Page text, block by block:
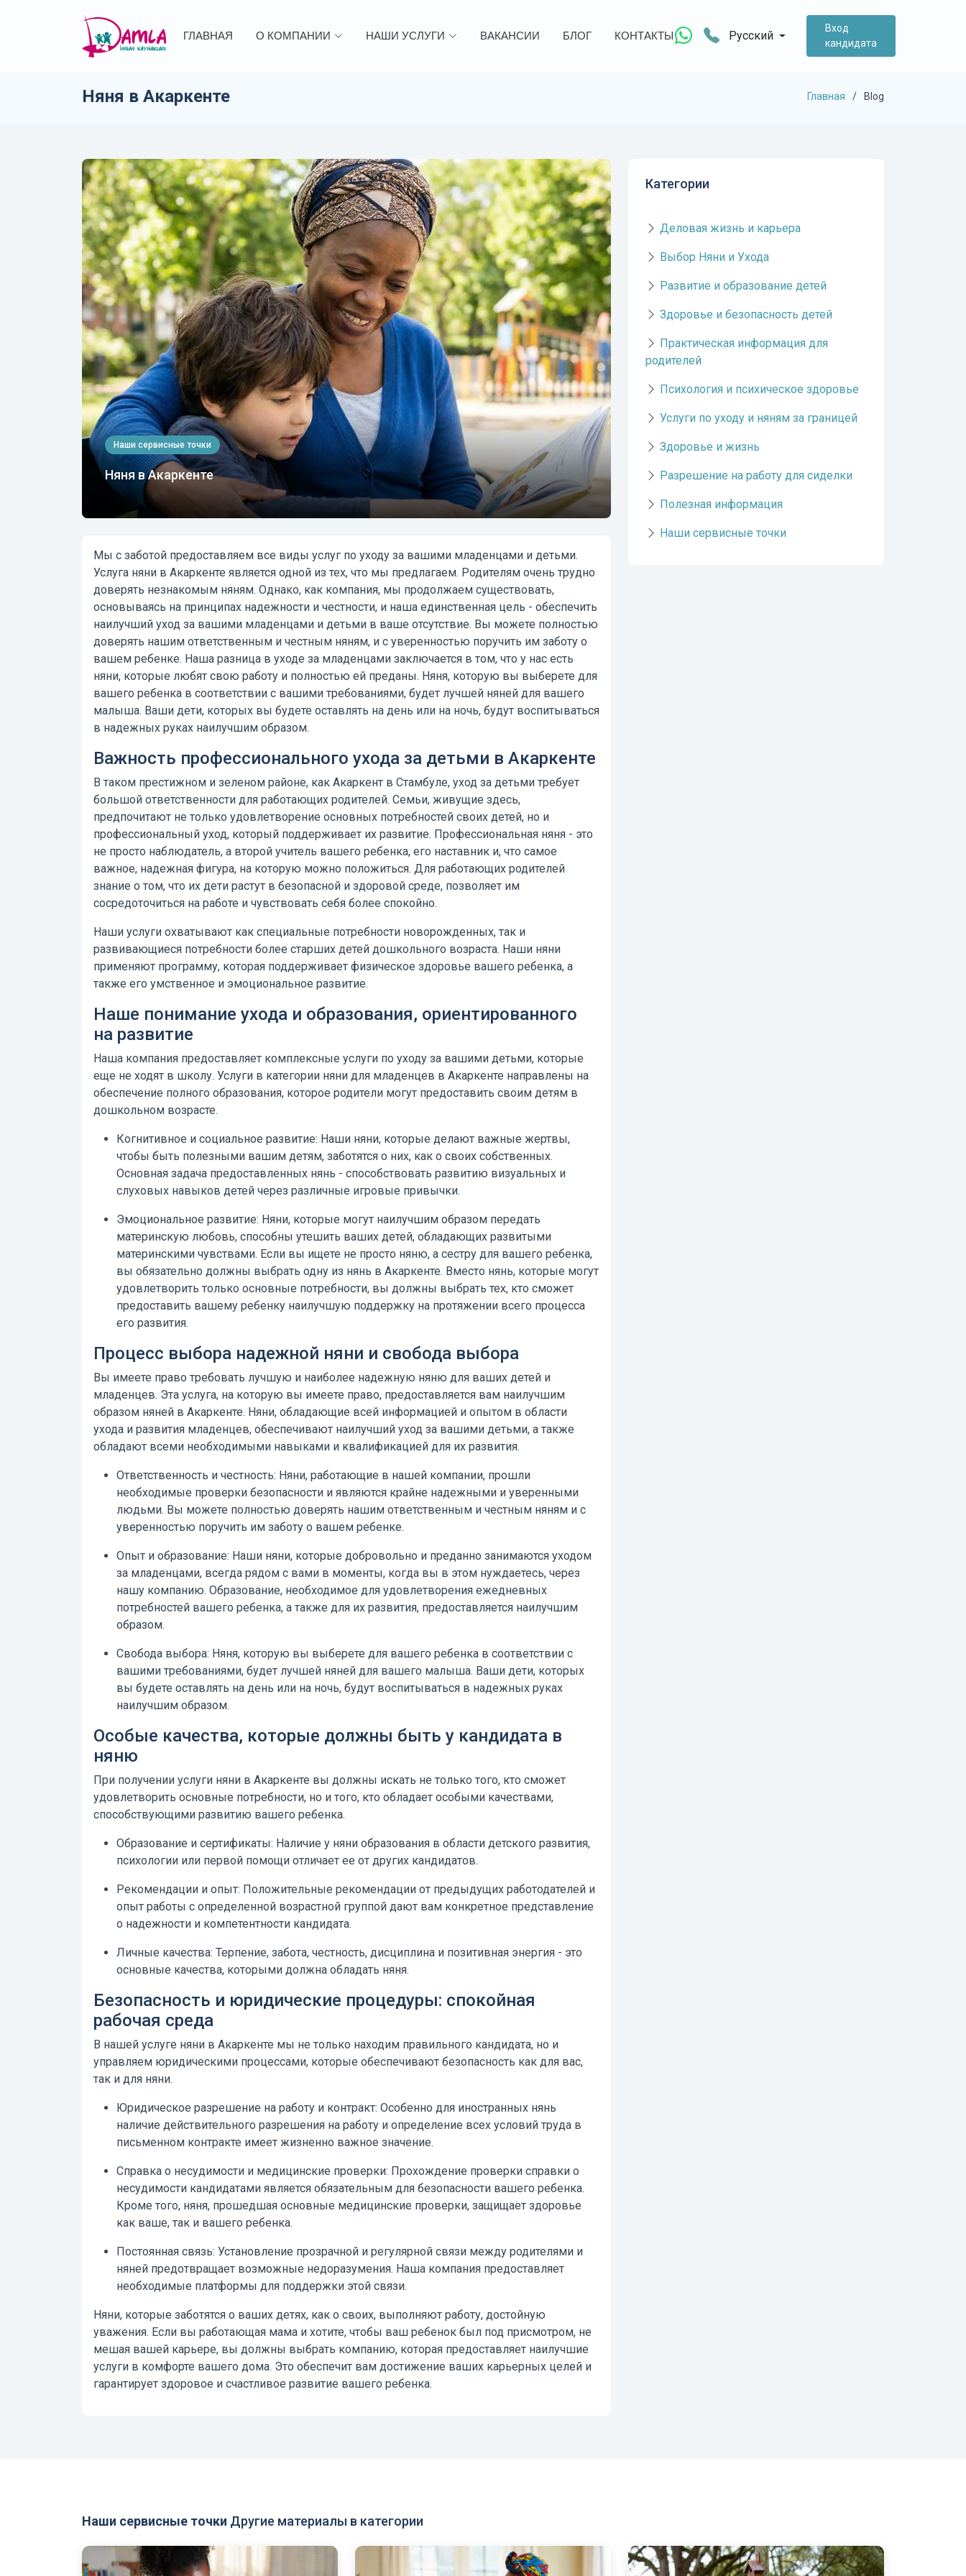
ГЛАВНАЯ О КОМПАНИИ НАШИ УСЛУГИ ВАКАНСИИ БЛОГ КОНТАКТЫ Русский
Вход
кандидата
Няня в Акаркенте Главная Blog
Наши сервисные точки
Няня в Акаркенте
Мы с заботой предоставляем все виды услуг по уходу за вашими младенцами и детьми.
Услуга няни в Акаркенте является одной из тех, что мы предлагаем. Родителям очень трудно
доверять незнакомым няням. Однако, как компания, мы продолжаем существовать,
основываясь на принципах надежности и честности, и наша единственная цель - обеспечить
наилучший уход за вашими младенцами и детьми в ваше отсутствие. Вы можете полностью
доверять нашим ответственным и честным няням, и с уверенностью поручить им заботу о
вашем ребенке. Наша разница в уходе за младенцами заключается в том, что у нас есть
няни, которые любят свою работу и полностью ей преданы. Няня, которую вы выберете для
вашего ребенка в соответствии с вашими требованиями, будет лучшей няней для вашего
малыша. Ваши дети, которых вы будете оставлять на день или на ночь, будут воспитываться
в надежных руках наилучшим образом.
Важность профессионального ухода за детьми в Акаркенте
В таком престижном и зеленом районе, как Акаркент в Стамбуле, уход за детьми требует
большой ответственности для работающих родителей. Семьи, живущие здесь,
предпочитают не только удовлетворение основных потребностей своих детей, но и
профессиональный уход, который поддерживает их развитие. Профессиональная няня - это
не просто наблюдатель, а второй учитель вашего ребенка, его наставник и, что самое
важное, надежная фигура, на которую можно положиться. Для работающих родителей
знание о том, что их дети растут в безопасной и здоровой среде, позволяет им
сосредоточиться на работе и чувствовать себя более спокойно.
Наши услуги охватывают как специальные потребности новорожденных, так и
развивающиеся потребности более старших детей дошкольного возраста. Наши няни
применяют программу, которая поддерживает физическое здоровье вашего ребенка, а
также его умственное и эмоциональное развитие.
Наше понимание ухода и образования, ориентированного
на развитие
Наша компания предоставляет комплексные услуги по уходу за вашими детьми, которые
еще не ходят в школу. Услуги в категории няни для младенцев в Акаркенте направлены на
обеспечение полного образования, которое родители могут предоставить своим детям в
дошкольном возрасте.
Когнитивное и социальное развитие: Наши няни, которые делают важные жертвы,
чтобы быть полезными вашим детям, заботятся о них, как о своих собственных.
Основная задача предоставленных нянь - способствовать развитию визуальных и
слуховых навыков детей через различные игровые привычки.
Эмоциональное развитие: Няни, которые могут наилучшим образом передать
материнскую любовь, способны утешить ваших детей, обладающих развитыми
материнскими чувствами. Если вы ищете не просто няню, а сестру для вашего ребенка,
вы обязательно должны выбрать одну из нянь в Акаркенте. Вместо нянь, которые могут
удовлетворить только основные потребности, вы должны выбрать тех, кто сможет
предоставить вашему ребенку наилучшую поддержку на протяжении всего процесса
его развития.
Процесс выбора надежной няни и свобода выбора
Вы имеете право требовать лучшую и наиболее надежную няню для ваших детей и
младенцев. Эта услуга, на которую вы имеете право, предоставляется вам наилучшим
образом няней в Акаркенте. Няни, обладающие всей информацией и опытом в области
ухода и развития младенцев, обеспечивают наилучший уход за вашими детьми, а также
обладают всеми необходимыми навыками и квалификацией для их развития.
Ответственность и честность: Няни, работающие в нашей компании, прошли
необходимые проверки безопасности и являются крайне надежными и уверенными
людьми. Вы можете полностью доверять нашим ответственным и честным няням и с
уверенностью поручить им заботу о вашем ребенке.
Опыт и образование: Наши няни, которые добровольно и преданно занимаются уходом
за младенцами, всегда рядом с вами в моменты, когда вы в этом нуждаетесь, через
нашу компанию. Образование, необходимое для удовлетворения ежедневных
потребностей вашего ребенка, а также для их развития, предоставляется наилучшим
образом.
Свобода выбора: Няня, которую вы выберете для вашего ребенка в соответствии с
вашими требованиями, будет лучшей няней для вашего малыша. Ваши дети, которых
вы будете оставлять на день или на ночь, будут воспитываться в надежных руках
наилучшим образом.
Особые качества, которые должны быть у кандидата в
няню
При получении услуги няни в Акаркенте вы должны искать не только того, кто сможет
удовлетворить основные потребности, но и того, кто обладает особыми качествами,
способствующими развитию вашего ребенка.
Образование и сертификаты: Наличие у няни образования в области детского развития,
психологии или первой помощи отличает ее от других кандидатов.
Рекомендации и опыт: Положительные рекомендации от предыдущих работодателей и
опыт работы с определенной возрастной группой дают вам конкретное представление
о надежности и компетентности кандидата.
Личные качества: Терпение, забота, честность, дисциплина и позитивная энергия - это
основные качества, которыми должна обладать няня.
Безопасность и юридические процедуры: спокойная
рабочая среда
В нашей услуге няни в Акаркенте мы не только находим правильного кандидата, но и
управляем юридическими процессами, которые обеспечивают безопасность как для вас,
так и для няни.
Юридическое разрешение на работу и контракт: Особенно для иностранных нянь
наличие действительного разрешения на работу и определение всех условий труда в
письменном контракте имеет жизненно важное значение.
Справка о несудимости и медицинские проверки: Прохождение проверки справки о
несудимости кандидатами является обязательным для безопасности вашего ребенка.
Кроме того, няня, прошедшая основные медицинские проверки, защищает здоровье
как ваше, так и вашего ребенка.
Постоянная связь: Установление прозрачной и регулярной связи между родителями и
няней предотвращает возможные недоразумения. Наша компания предоставляет
необходимые платформы для поддержки этой связи.
Няни, которые заботятся о ваших детях, как о своих, выполняют работу, достойную
уважения. Если вы работающая мама и хотите, чтобы ваш ребенок был под присмотром, не
мешая вашей карьере, вы должны выбрать компанию, которая предоставляет наилучшие
услуги в комфорте вашего дома. Это обеспечит вам достижение ваших карьерных целей и
гарантирует здоровое и счастливое развитие вашего ребенка.
Категории
Деловая жизнь и карьера
Выбор Няни и Ухода
Развитие и образование детей
Здоровье и безопасность детей
Практическая информация для
родителей
Психология и психическое здоровье
Услуги по уходу и няням за границей
Здоровье и жизнь
Разрешение на работу для сиделки
Полезная информация
Наши сервисные точки
Наши сервисные точки Другие материалы в категории